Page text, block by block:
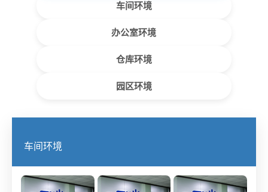
车间环境
办公室环境
仓库环境
园区环境
车间环境